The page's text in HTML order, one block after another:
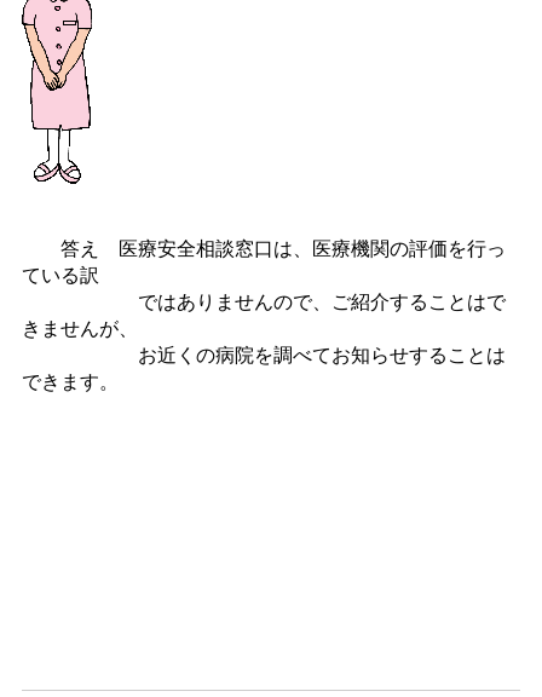
答え 医療安全相談窓口は、医療機関の評価を行っ
ている訳
ではありませんので、ご紹介することはで
きませんが、
お近くの病院を調べてお知らせすることは
できます。